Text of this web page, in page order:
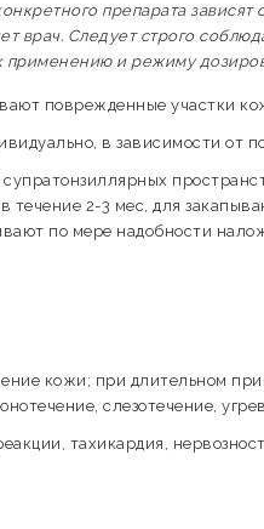
препарата зависят
врач. Следует строго
применению и режиму
поврежденные участки
в зависимости от
течение 2-3 мес, для
по мере надобности
кожи; при длительном
слезотечение,
тахикардия,